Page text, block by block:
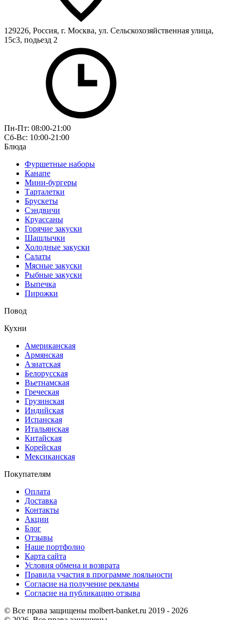
129226, Россия, г. Москва, ул. Сельскохозяйственная улица,
15с3, подьезд 2
Пн-Пт: 08:00-21:00
Сб-Вс: 10:00-21:00
Блюда
Фуршетные наборы
Канапе
Мини-бургеры
Тарталетки
Брускеты
Сэндвичи
Круассаны
Горячие закуски
Шашлычки
Холодные закуски
Салаты
Мясные закуски
Рыбные закуски
Выпечка
Пирожки
Повод
Кухни
Американская
Армянская
Азиатская
Белорусская
Вьетнамская
Греческая
Грузинская
Индийская
Испанская
Итальянская
Китайская
Корейская
Мексиканская
Покупателям
Оплата
Доставка
Контакты
Акции
Блог
Отзывы
Наше портфолио
Карта сайта
Условия обмена и возврата
Правила участия в программе лояльности
Согласие на получение рекламы
Согласие на публикацию отзыва
© Все права защищены molbert-banket.ru 2019 - 2026